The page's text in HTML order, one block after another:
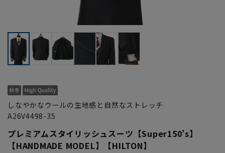
しなやかなウールの生地感と自然なストレッチ
A26V4498-35
プレミアムスタイリッシュスーツ【Super150’s】
【HANDMADE MODEL】【HILTON】